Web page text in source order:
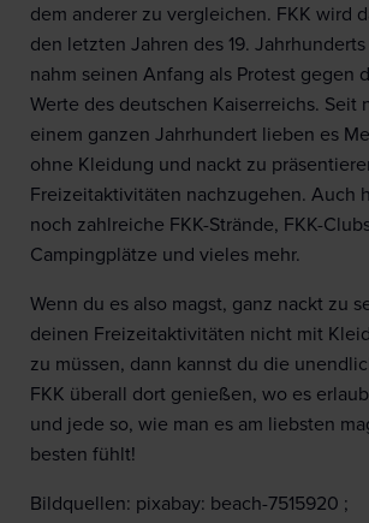
dem anderer zu vergleichen. FKK wird
den letzten Jahren des 19.
nahm seinen Anfang als Protest gegen
Werte des deutschen Kaiserreichs. Seit
einem ganzen Jahrhundert lieben es
ohne Kleidung und nackt zu
Freizeitaktivitäten nachzugehen. Auch
noch zahlreiche FKK-Strände, FKK-
Campingplätze und vieles mehr.
Wenn du es also magst, ganz nackt zu
deinen Freizeitaktivitäten nicht mit
zu müssen, dann kannst du die
FKK überall dort genießen, wo es
und jede so, wie man es am liebsten
besten fühlt!
Bildquellen: pixabay: beach-7515920 ;